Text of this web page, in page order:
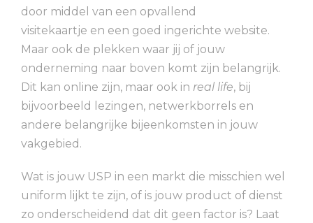
door middel van een opvallend
visitekaartje en een goed ingerichte website.
Maar ook de plekken waar jij of jouw
onderneming naar boven komt zijn belangrijk.
Dit kan online zijn, maar ook in real life, bij
bijvoorbeeld lezingen, netwerkborrels en
andere belangrijke bijeenkomsten in jouw
vakgebied.
Wat is jouw USP in een markt die misschien wel
uniform lijkt te zijn, of is jouw product of dienst
zo onderscheidend dat dit geen factor is? Laat